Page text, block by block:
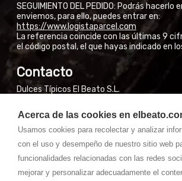
Acerca de las cookies en
Usamos cookies para recolectar y analizar
con el uso y desempeño de nuestro sitio web
funcionalidades relacionadas con las redes
mejorar y personalizar adecuadamente el
SEGUIMIENTO DEL PEDIDO: Podrás hacerlo
enviemos, para ello, puedes entrar en:
https://www.logistaparcel.com
La referencia coincide con las últimas 9
el código postal, el que hayas indicado en
Contacto
Dulces Típicos El Beato S.L.
El Burgo de Osma (Soria)
NO VENDEMOS EN FÁBRICA A
Si están en El Burgo de Osma, pueden
productos en las tiendas de la Calle Mayor.
Whatssapp: 667 31 50 28 (7:30-14:00)